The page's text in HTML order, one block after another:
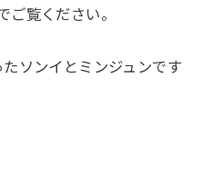
ご覧ください。
ソンイとミンジュンです